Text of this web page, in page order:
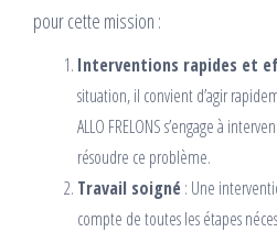
pour cette mission :
Interventions rapides et
situation, il convient d’agir
ALLO FRELONS s’engage à
résoudre ce problème.
Travail soigné : Une
compte de toutes les étapes